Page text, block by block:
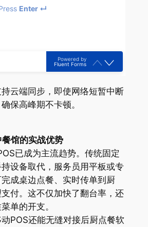
Enter ↵
Powered by
Fluent Forms
云端同步，即使网络短暂中断
保高峰期不卡顿。
馆的实战优势
已成为主流趋势。传统固定
设备取代，服务员用平板或专
成桌边点餐、实时传单到厨
付。这不仅加快了翻台率，还
单的开支。
POS还能无缝对接后厨点餐软